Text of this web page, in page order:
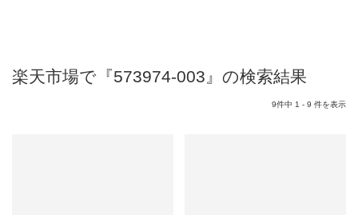
楽天市場で『573974-003』の検索結果
9件中 1 - 9 件を表示